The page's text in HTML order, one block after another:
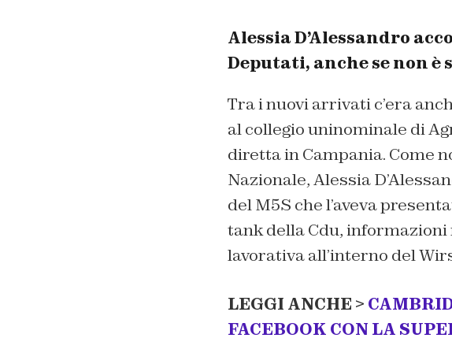
Alessia D’Alessandro
Deputati, anche se non è
Tra i nuovi arrivati c’era
al collegio uninominale di
diretta in Campania. Come
Nazionale, Alessia
del M5S che l’aveva
tank della Cdu,
lavorativa all’interno del
LEGGI ANCHE >
FACEBOOK CON LA